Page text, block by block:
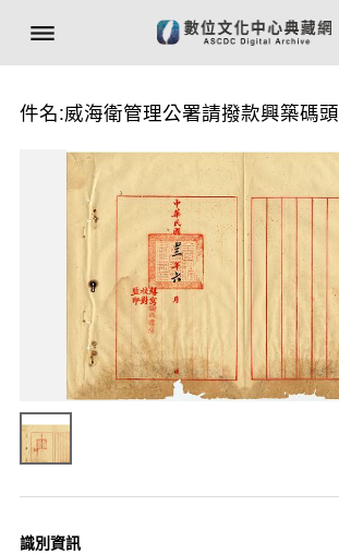
件名:威海衛管理公署請撥款興築碼頭
識別資訊